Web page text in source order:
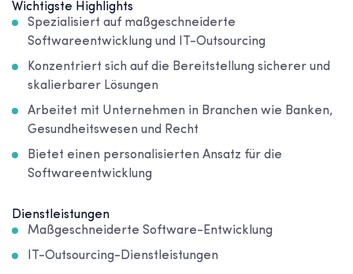
Wichtigste Highlights
Spezialisiert auf maßgeschneiderte
Softwareentwicklung und IT-Outsourcing
Konzentriert sich auf die Bereitstellung sicherer und
skalierbarer Lösungen
Arbeitet mit Unternehmen in Branchen wie Banken,
Gesundheitswesen und Recht
Bietet einen personalisierten Ansatz für die
Softwareentwicklung
Dienstleistungen
Maßgeschneiderte Software-Entwicklung
IT-Outsourcing-Dienstleistungen